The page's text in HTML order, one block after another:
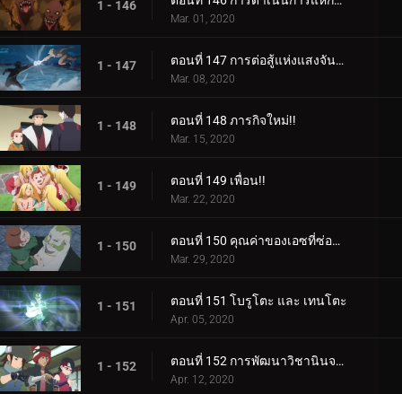
1 - 146
Mar. 01, 2020
1 - 147 ตอนที่ 147 การต่อสู้แห่งแสงจันทร์อันเป็นเวรกรรม
Mar. 08, 2020
1 - 148 ตอนที่ 148 ภารกิจใหม่!!
Mar. 15, 2020
1 - 149 ตอนที่ 149 เพื่อน!!
Mar. 22, 2020
1 - 150 ตอนที่ 150 คุณค่าของเอซที่ซ่อนอยู่
Mar. 29, 2020
1 - 151 ตอนที่ 151 โบรูโตะ และ เทนโตะ
Apr. 05, 2020
1 - 152 ตอนที่ 152 การพัฒนาวิชานินจาทางการแพทย์
Apr. 12, 2020